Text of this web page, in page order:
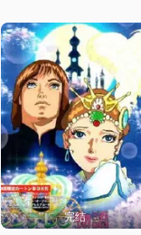
完结